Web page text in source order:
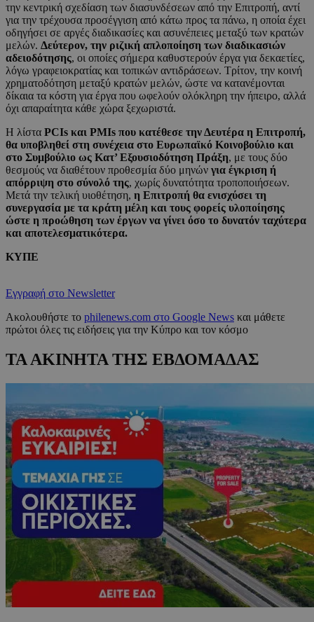
την κεντρική σχεδίαση των διασυνδέσεων από την Επιτροπή, αντί
για την τρέχουσα προσέγγιση από κάτω προς τα πάνω, η οποία έχει
οδηγήσει σε αργές διαδικασίες και ασυνέπειες μεταξύ των κρατών
μελών. Δεύτερον, την ριζική απλοποίηση των διαδικασιών
αδειοδότησης, οι οποίες σήμερα καθυστερούν έργα για δεκαετίες,
λόγω γραφειοκρατίας και τοπικών αντιδράσεων. Τρίτον, την κοινή
χρηματοδότηση μεταξύ κρατών μελών, ώστε να κατανέμονται
δίκαια τα κόστη για έργα που ωφελούν ολόκληρη την ήπειρο, αλλά
όχι απαραίτητα κάθε χώρα ξεχωριστά.
Η λίστα PCIs και PMIs που κατέθεσε την Δευτέρα η Επιτροπή,
θα υποβληθεί στη συνέχεια στο Ευρωπαϊκό Κοινοβούλιο και
στο Συμβούλιο ως Κατ’ Εξουσιοδότηση Πράξη, με τους δύο
θεσμούς να διαθέτουν προθεσμία δύο μηνών για έγκριση ή
απόρριψη στο σύνολό της, χωρίς δυνατότητα τροποποιήσεων.
Μετά την τελική υιοθέτηση, η Επιτροπή θα ενισχύσει τη
συνεργασία με τα κράτη μέλη και τους φορείς υλοποίησης
ώστε η προώθηση των έργων να γίνει όσο το δυνατόν ταχύτερα
και αποτελεσματικότερα.
ΚΥΠΕ
Εγγραφή στο Newsletter
Ακολουθήστε το philenews.com στο Google News και μάθετε
πρώτοι όλες τις ειδήσεις για την Κύπρο και τον κόσμο
ΤΑ ΑΚΙΝΗΤΑ ΤΗΣ ΕΒΔΟΜΑΔΑΣ